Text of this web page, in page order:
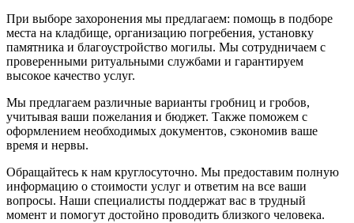
При выборе захоронения мы предлагаем: помощь в подборе
места на кладбище, организацию погребения, установку
памятника и благоустройство могилы. Мы сотрудничаем с
проверенными ритуальными службами и гарантируем
высокое качество услуг.
Мы предлагаем различные варианты гробниц и гробов,
учитывая ваши пожелания и бюджет. Также поможем с
оформлением необходимых документов, сэкономив ваше
время и нервы.
Обращайтесь к нам круглосуточно. Мы предоставим полную
информацию о стоимости услуг и ответим на все ваши
вопросы. Наши специалисты поддержат вас в трудный
момент и помогут достойно проводить близкого человека.